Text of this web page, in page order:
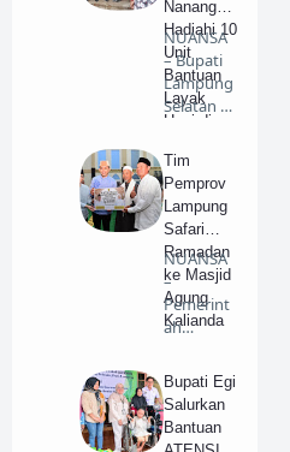
Nanang
Hadiahi 10
Unit
Bantuan
Layak
Huni di
NUANSA
– Bupati
Lampung
Selatan H.
Ermant…
Tim
Pemprov
Lampung
Safari
Ramadan
ke Masjid
Agung
Kalianda
NUANSA
–
Pemerint
ah
n
(Pemkab)
Lampung
S…
Bupati Egi
Salurkan
Bantuan